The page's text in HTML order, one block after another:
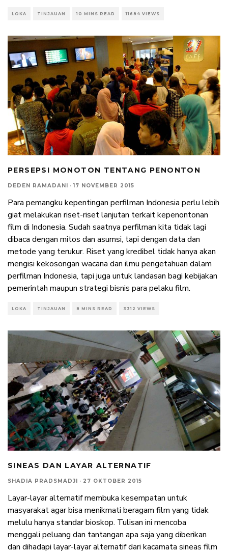
LOKA TINJAUAN 10 MINS READ 11684 VIEWS
PERSEPSI MONOTON TENTANG PENONTON
DEDEN RAMADANI · 17 NOVEMBER 2015
Para pemangku kepentingan perfilman Indonesia perlu lebih
giat melakukan riset-riset lanjutan terkait kepenontonan
film di Indonesia. Sudah saatnya perfilman kita tidak lagi
dibaca dengan mitos dan asumsi, tapi dengan data dan
metode yang terukur. Riset yang kredibel tidak hanya akan
mengisi kekosongan wacana dan ilmu pengetahuan dalam
perfilman Indonesia, tapi juga untuk landasan bagi kebijakan
pemerintah maupun strategi bisnis para pelaku film.
LOKA TINJAUAN 8 MINS READ 3312 VIEWS
SINEAS DAN LAYAR ALTERNATIF
SHADIA PRADSMADJI · 27 OKTOBER 2015
Layar-layar alternatif membuka kesempatan untuk
masyarakat agar bisa menikmati beragam film yang tidak
melulu hanya standar bioskop. Tulisan ini mencoba
menggali peluang dan tantangan apa saja yang diberikan
dan dihadapi layar-layar alternatif dari kacamata sineas film